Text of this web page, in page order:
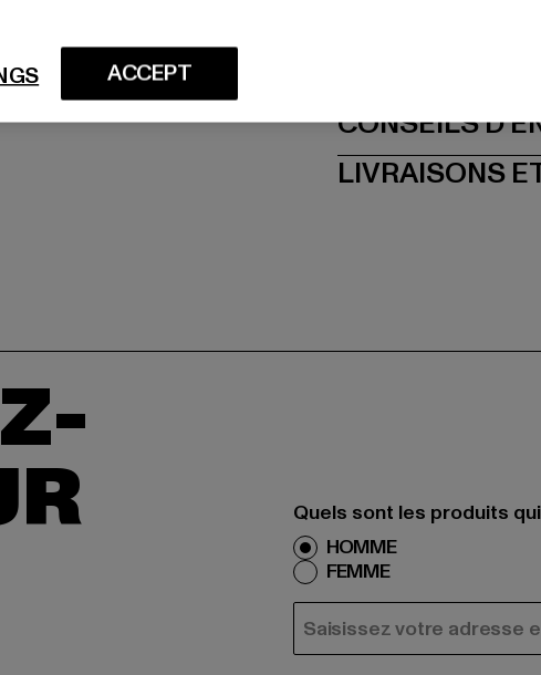
CONSEILS
LIVRAISONS
Quels sont les produits
HOMME
FEMME
COURRIEL
ACCEPT